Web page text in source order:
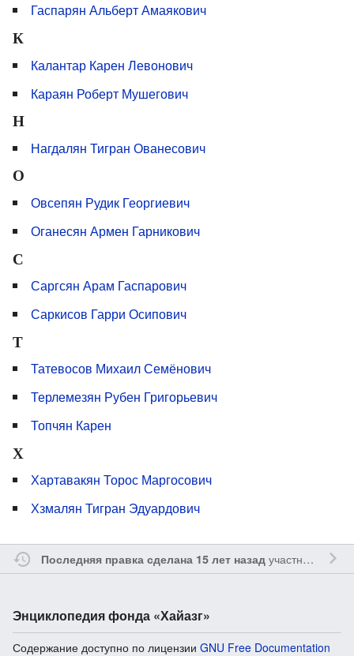
Гаспарян Альберт Амаякович
К
Калантар Карен Левонович
Караян Роберт Мушегович
Н
Нагдалян Тигран Ованесович
О
Овсепян Рудик Георгиевич
Оганесян Армен Гарникович
С
Саргсян Арам Гаспарович
Саркисов Гарри Осипович
Т
Татевосов Михаил Семёнович
Терлемезян Рубен Григорьевич
Топчян Карен
Х
Хартавакян Торос Маргосович
Хзмалян Тигран Эдуардович
Последняя правка сделана 15 лет назадучастником
Энциклопедия фонда «Хайазг»
Содержание доступно по лицензии GNU Free Documentation